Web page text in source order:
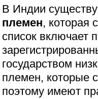
В Индии
племен, которая
список включает
государством
племен, которые
поэтому имеют